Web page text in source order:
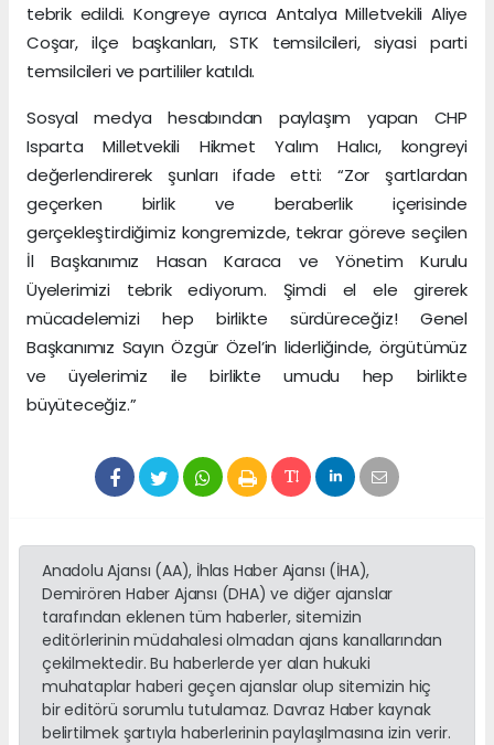
tebrik edildi. Kongreye ayrıca Antalya Milletvekili Aliye
Coşar, ilçe başkanları, STK temsilcileri, siyasi parti
temsilcileri ve partililer katıldı.
Sosyal medya hesabından paylaşım yapan CHP
Isparta Milletvekili Hikmet Yalım Halıcı, kongreyi
değerlendirerek şunları ifade etti: “Zor şartlardan
geçerken birlik ve beraberlik içerisinde
gerçekleştirdiğimiz kongremizde, tekrar göreve seçilen
İl Başkanımız Hasan Karaca ve Yönetim Kurulu
Üyelerimizi tebrik ediyorum. Şimdi el ele girerek
mücadelemizi hep birlikte sürdüreceğiz! Genel
Başkanımız Sayın Özgür Özel’in liderliğinde, örgütümüz
ve üyelerimiz ile birlikte umudu hep birlikte
büyüteceğiz.”
Anadolu Ajansı (AA), İhlas Haber Ajansı (İHA),
Demirören Haber Ajansı (DHA) ve diğer ajanslar
tarafından eklenen tüm haberler, sitemizin
editörlerinin müdahalesi olmadan ajans kanallarından
çekilmektedir. Bu haberlerde yer alan hukuki
muhataplar haberi geçen ajanslar olup sitemizin hiç
bir editörü sorumlu tutulamaz. Davraz Haber kaynak
belirtilmek şartıyla haberlerinin paylaşılmasına izin verir.